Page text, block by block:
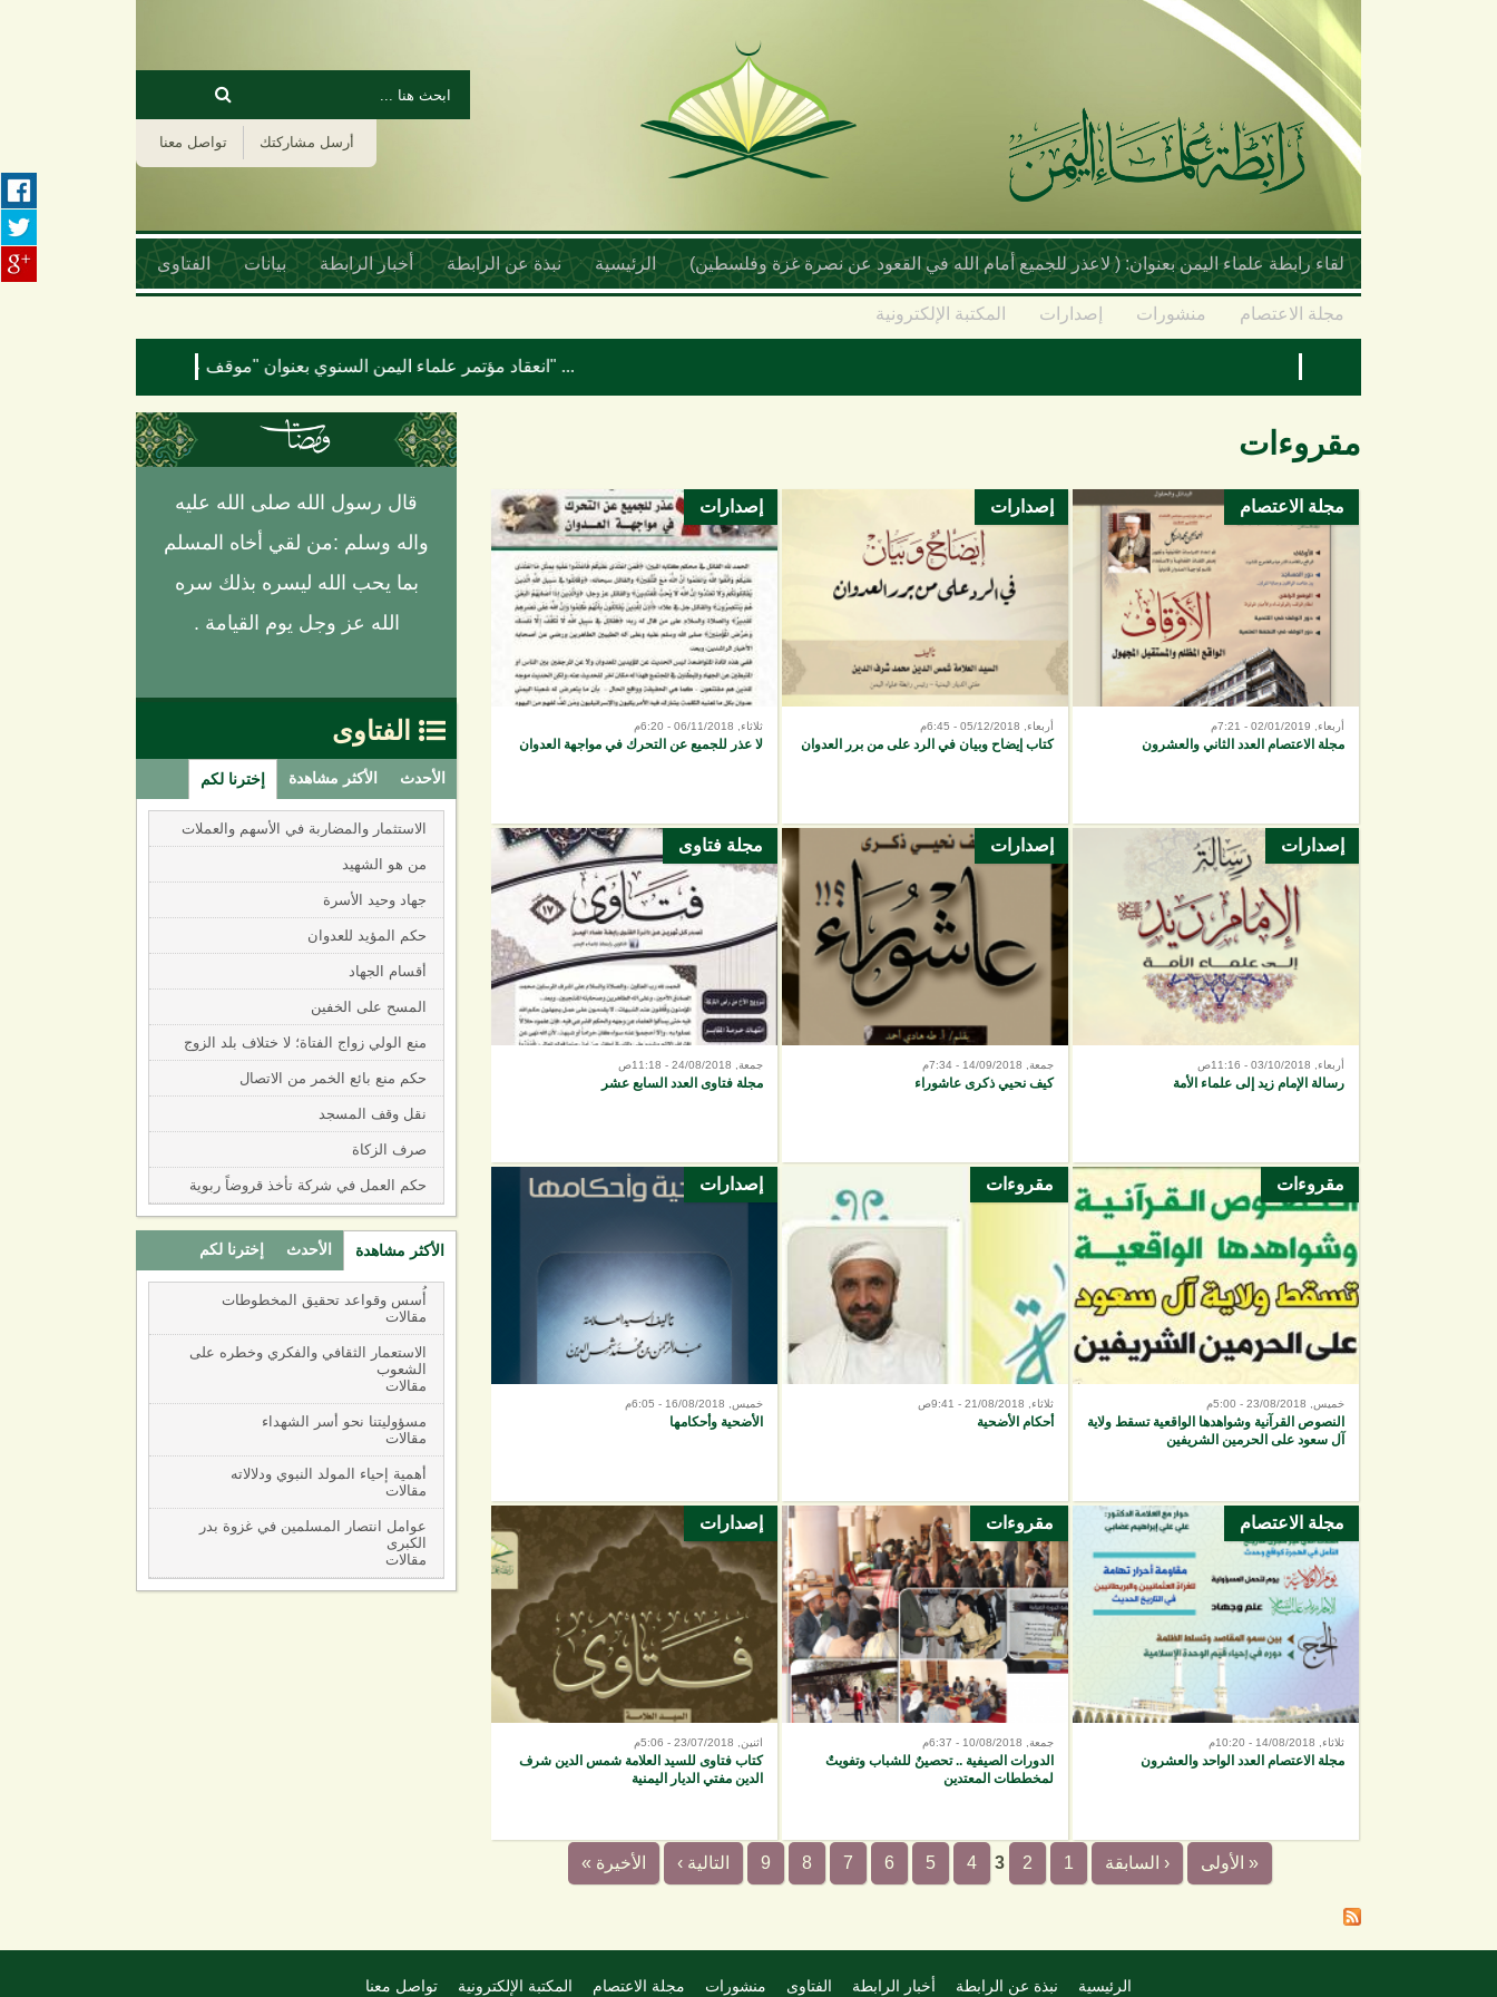
تجاوز إلى المحتوى الرئيسي
استمارة البحث
‏بحث ‏
تواصل معنا أرسل مشاركتك
لقاء رابطة علماء اليمن بعنوان: ( لاعذر للجميع أمام الله في القعود عن نصرة غزة وفلسطين) الرئيسية نبذة عن الرابطة أخبار الرابطة بيانات الفتاوى
مجلة الاعتصام منشورات إصدارات المكتبة الإلكترونية
قال رسول الله صلى الله عليه
واله وسلم :من لقي أخاه المسلم
بما يحب الله ليسره بذلك سره
الله عز وجل يوم القيامة .
 الفتاوى
الأحدث الأكثر مشاهدة إخترنا لكم
الاستثمار والمضاربة في الأسهم والعملات
من هو الشهيد
جهاد وحيد الأسرة
حكم المؤيد للعدوان
أقسام الجهاد
المسح على الخفين
منع الولي زواج الفتاة؛ لا ختلاف بلد الزوج
حكم منع بائع الخمر من الاتصال
نقل وقف المسجد
صرف الزكاة
حكم العمل في شركة تأخذ قروضاً ربوية
الأكثر مشاهدة الأحدث إخترنا لكم
أُسس وقواعد تحقيق المخطوطات
مقالات
الاستعمار الثقافي والفكري وخطره على
الشعوب
مقالات
مسؤوليتنا نحو أسر الشهداء
مقالات
أهمية إحياء المولد النبوي ودلالاته
مقالات
عوامل انتصار المسلمين في غزوة بدر
الكبرى
مقالات
مقروءات
مجلة الاعتصام
أربعاء, 02/01/2019 - 7:21م
مجلة الاعتصام العدد الثاني والعشرون
إصدارات
أربعاء, 05/12/2018 - 6:45م
كتاب إيضاح وبيان في الرد على من برر العدوان
إصدارات
ثلاثاء, 06/11/2018 - 6:20م
لا عذر للجميع عن التحرك في مواجهة العدوان
إصدارات
أربعاء, 03/10/2018 - 11:16ص
رسالة الإمام زيد إلى علماء الأمة
إصدارات
جمعة, 14/09/2018 - 7:34م
كيف نحيي ذكرى عاشوراء
مجلة فتاوى
جمعة, 24/08/2018 - 11:18ص
مجلة فتاوى العدد السابع عشر
مقروءات
خميس, 23/08/2018 - 5:00م
النصوص القرآنية وشواهدها الواقعية تسقط ولاية
آل سعود على الحرمين الشريفين
مقروءات
ثلاثاء, 21/08/2018 - 9:41ص
أحكام الأضحية
إصدارات
خميس, 16/08/2018 - 6:05م
الأضحية وأحكامها
مجلة الاعتصام
ثلاثاء, 14/08/2018 - 10:20م
مجلة الاعتصام العدد الواحد والعشرون
مقروءات
جمعة, 10/08/2018 - 6:37م
الدورات الصيفية .. تحصينٌ للشباب وتفويتٌ
لمخططات المعتدين
إصدارات
اثنين, 23/07/2018 - 5:06م
كتاب فتاوى للسيد العلامة شمس الدين شرف
الدين مفتي الديار اليمنية
الصفحات
« الأولى ‹ السابقة 1
2
3
4
5
6
7
8
9 التالية › الأخيرة »
الرئيسية نبذة عن الرابطة أخبار الرابطة الفتاوى منشورات مجلة الاعتصام المكتبة الإلكترونية تواصل معنا